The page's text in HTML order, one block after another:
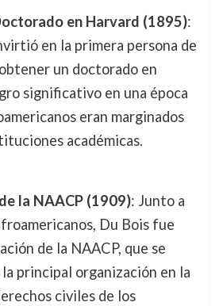
en Harvard (1895):
en la primera persona de
un doctorado en
significativo en una época
eran marginados
académicas.
la NAACP (1909): Junto a
Du Bois fue
de la NAACP, que se
principal organización en la
civiles de los